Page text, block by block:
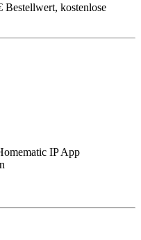
Bestellwert, kostenlose
IP App